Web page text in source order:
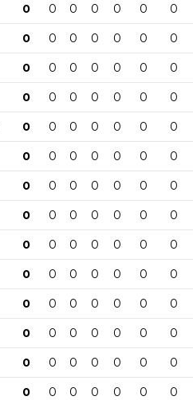
0 0 0 0 0 0 0
0 0 0 0 0 0 0
0 0 0 0 0 0 0
0 0 0 0 0 0 0
0 0 0 0 0 0 0
0 0 0 0 0 0 0
0 0 0 0 0 0 0
0 0 0 0 0 0 0
0 0 0 0 0 0 0
0 0 0 0 0 0 0
0 0 0 0 0 0 0
0 0 0 0 0 0 0
0 0 0 0 0 0 0
0 0 0 0 0 0 0